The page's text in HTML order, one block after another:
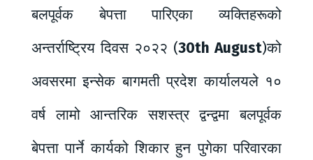
बलपूर्वक बेपत्ता पारिएका व्यक्तिहरूको
अन्तर्राष्ट्रिय दिवस २०२२ (30th August)को
अवसरमा इन्सेक बागमती प्रदेश कार्यालयले १०
वर्ष लामो आन्तरिक सशस्त्र द्वन्द्वमा बलपूर्वक
बेपत्ता पार्ने कार्यको शिकार हुन पुगेका परिवारका